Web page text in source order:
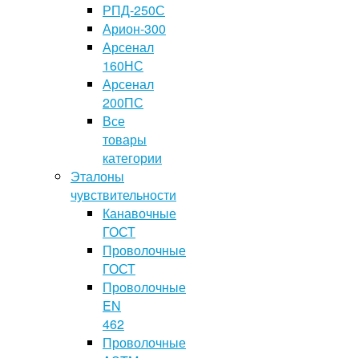
РПД-250С
Арион-300
Арсенал
160НС
Арсенал
200ПС
Все
товары
категории
Эталоны
чувствительности
Канавочные
ГОСТ
Проволочные
ГОСТ
Проволочные
EN
462
Проволочные